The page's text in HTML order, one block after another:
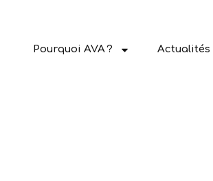
Pourquoi AVA ? Actualités